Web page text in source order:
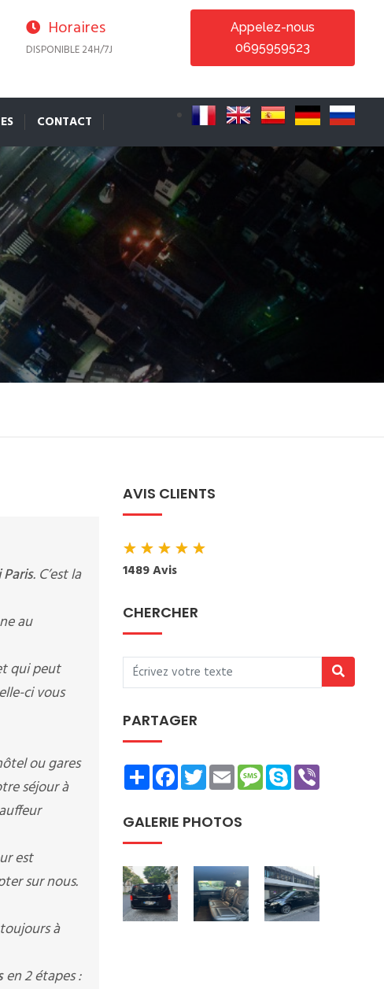
Horaires
DISPONIBLE 24H/7J
Appelez-nous
0695959523
CONTACT
Paris. C’est la
au
qui peut
ci vous
ou gares
séjour à
est
sur nous.
à
en 2 étapes :
AVIS CLIENTS
★★★★★
1489 Avis
CHERCHER
PARTAGER
ShareFacebookTwitterEmailMessage
Skype
GALERIE PHOTOS